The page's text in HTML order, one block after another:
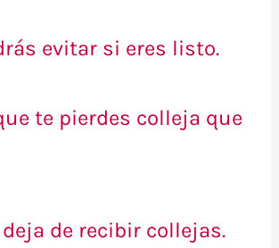
evitar si eres listo.
te pierdes colleja que
deja de recibir collejas.